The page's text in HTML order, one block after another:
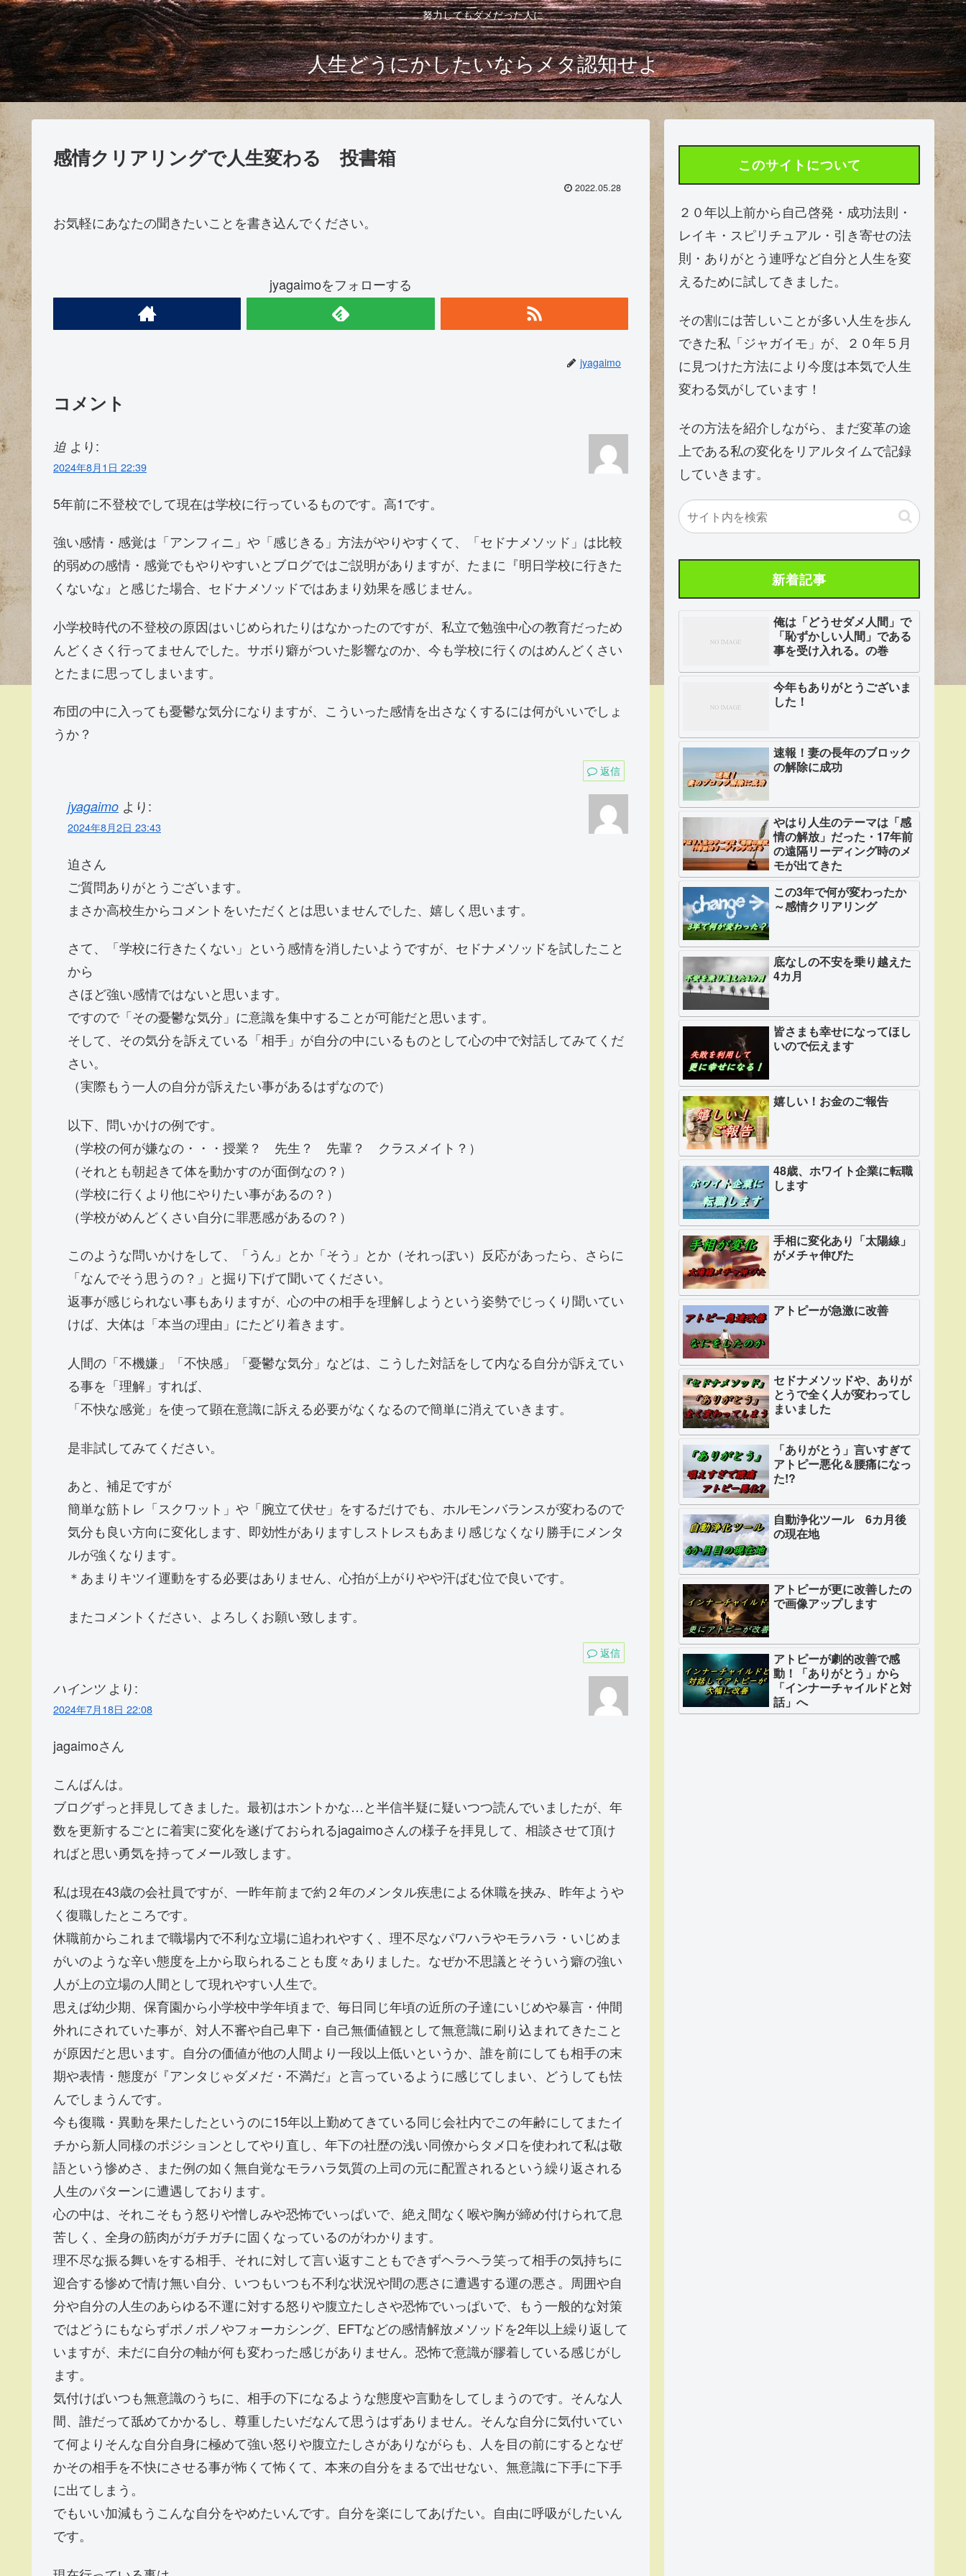
努力してもダメだった人に
人生どうにかしたいならメタ認知せよ
感情クリアリングで人生変わる 投書箱
2022.05.28
お気軽にあなたの聞きたいことを書き込んでください。
jyagaimoをフォローする
jyagaimo
コメント
迫 より:
2024年8月1日 22:39
5年前に不登校でして現在は学校に行っているものです。高1です。
強い感情・感覚は「アンフィニ」や「感じきる」方法がやりやすくて、「セドナメソッド」は比較
的弱めの感情・感覚でもやりやすいとブログではご説明がありますが、たまに『明日学校に行きた
くないな』と感じた場合、セドナメソッドではあまり効果を感じません。
小学校時代の不登校の原因はいじめられたりはなかったのですが、私立で勉強中心の教育だっため
んどくさく行ってませんでした。サボり癖がついた影響なのか、今も学校に行くのはめんどくさい
とたまに思ってしまいます。
布団の中に入っても憂鬱な気分になりますが、こういった感情を出さなくするには何がいいでしょ
うか？
返信
jyagaimo より:
2024年8月2日 23:43
迫さん
ご質問ありがとうございます。
まさか高校生からコメントをいただくとは思いませんでした、嬉しく思います。
さて、「学校に行きたくない」という感情を消したいようですが、セドナメソッドを試したこと
から
さほど強い感情ではないと思います。
ですので「その憂鬱な気分」に意識を集中することが可能だと思います。
そして、その気分を訴えている「相手」が自分の中にいるものとして心の中で対話してみてくだ
さい。
（実際もう一人の自分が訴えたい事があるはずなので）
以下、問いかけの例です。
（学校の何が嫌なの・・・授業？ 先生？ 先輩？ クラスメイト？）
（それとも朝起きて体を動かすのが面倒なの？）
（学校に行くより他にやりたい事があるの？）
（学校がめんどくさい自分に罪悪感があるの？）
このような問いかけをして、「うん」とか「そう」とか（それっぽい）反応があったら、さらに
「なんでそう思うの？」と掘り下げて聞いてください。
返事が感じられない事もありますが、心の中の相手を理解しようという姿勢でじっくり聞いてい
けば、大体は「本当の理由」にたどり着きます。
人間の「不機嫌」「不快感」「憂鬱な気分」などは、こうした対話をして内なる自分が訴えてい
る事を「理解」すれば、
「不快な感覚」を使って顕在意識に訴える必要がなくなるので簡単に消えていきます。
是非試してみてください。
あと、補足ですが
簡単な筋トレ「スクワット」や「腕立て伏せ」をするだけでも、ホルモンバランスが変わるので
気分も良い方向に変化します、即効性がありますしストレスもあまり感じなくなり勝手にメンタ
ルが強くなります。
＊あまりキツイ運動をする必要はありません、心拍が上がりやや汗ばむ位で良いです。
またコメントください、よろしくお願い致します。
返信
ハインツ より:
2024年7月18日 22:08
jagaimoさん
こんばんは。
ブログずっと拝見してきました。最初はホントかな…と半信半疑に疑いつつ読んでいましたが、年
数を更新するごとに着実に変化を遂げておられるjagaimoさんの様子を拝見して、相談させて頂け
ればと思い勇気を持ってメール致します。
私は現在43歳の会社員ですが、一昨年前まで約２年のメンタル疾患による休職を挟み、昨年ようや
く復職したところです。
休職前からこれまで職場内で不利な立場に追われやすく、理不尽なパワハラやモラハラ・いじめま
がいのような辛い態度を上から取られることも度々ありました。なぜか不思議とそういう癖の強い
人が上の立場の人間として現れやすい人生で。
思えば幼少期、保育園から小学校中学年頃まで、毎日同じ年頃の近所の子達にいじめや暴言・仲間
外れにされていた事が、対人不審や自己卑下・自己無価値観として無意識に刷り込まれてきたこと
が原因だと思います。自分の価値が他の人間より一段以上低いというか、誰を前にしても相手の末
期や表情・態度が『アンタじゃダメだ・不満だ』と言っているように感じてしまい、どうしても怯
んでしまうんです。
今も復職・異動を果たしたというのに15年以上勤めてきている同じ会社内でこの年齢にしてまたイ
チから新人同様のポジションとしてやり直し、年下の社歴の浅い同僚からタメ口を使われて私は敬
語という惨めさ、また例の如く無自覚なモラハラ気質の上司の元に配置されるという繰り返される
人生のパターンに遭遇しております。
心の中は、それこそもう怒りや憎しみや恐怖でいっぱいで、絶え間なく喉や胸が締め付けられて息
苦しく、全身の筋肉がガチガチに固くなっているのがわかります。
理不尽な振る舞いをする相手、それに対して言い返すこともできずヘラヘラ笑って相手の気持ちに
迎合する惨めで情け無い自分、いつもいつも不利な状況や間の悪さに遭遇する運の悪さ。周囲や自
分や自分の人生のあらゆる不運に対する怒りや腹立たしさや恐怖でいっぱいで、もう一般的な対策
ではどうにもならずポノポノやフォーカシング、EFTなどの感情解放メソッドを2年以上繰り返して
いますが、未だに自分の軸が何も変わった感じがありません。恐怖で意識が膠着している感じがし
ます。
気付けばいつも無意識のうちに、相手の下になるような態度や言動をしてしまうのです。そんな人
間、誰だって舐めてかかるし、尊重したいだなんて思うはずありません。そんな自分に気付いてい
て何よりそんな自分自身に極めて強い怒りや腹立たしさがありながらも、人を目の前にするとなぜ
かその相手を不快にさせる事が怖くて怖くて、本来の自分をまるで出せない、無意識に下手に下手
に出てしまう。
でもいい加減もうこんな自分をやめたいんです。自分を楽にしてあげたい。自由に呼吸がしたいん
です。
このサイトについて
２０年以上前から自己啓発・成功法則・
レイキ・スピリチュアル・引き寄せの法
則・ありがとう連呼など自分と人生を変
えるために試してきました。
その割には苦しいことが多い人生を歩ん
できた私「ジャガイモ」が、２０年５月
に見つけた方法により今度は本気で人生
変わる気がしています！
その方法を紹介しながら、まだ変革の途
上である私の変化をリアルタイムで記録
していきます。
新着記事
俺は「どうせダメ人間」で
「恥ずかしい人間」である
事を受け入れる。の巻
今年もありがとうございま
した！
速報！妻の長年のブロック
の解除に成功
やはり人生のテーマは「感
情の解放」だった・17年前
の遠隔リーディング時のメ
モが出てきた
この3年で何が変わったか
～感情クリアリング
底なしの不安を乗り越えた
4カ月
皆さまも幸せになってほし
いので伝えます
嬉しい！お金のご報告
48歳、ホワイト企業に転職
します
手相に変化あり「太陽線」
がメチャ伸びた
アトピーが急激に改善
セドナメソッドや、ありが
とうで全く人が変わってし
まいました
「ありがとう」言いすぎて
アトピー悪化＆腰痛になっ
た!?
自動浄化ツール 6カ月後
の現在地
アトピーが更に改善したの
で画像アップします
アトピーが劇的改善で感
動！「ありがとう」から
「インナーチャイルドと対
話」へ